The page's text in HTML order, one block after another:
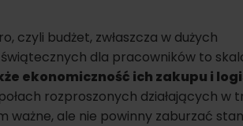
czyli budżet, zwłaszcza w dużych
dla pracowników to
ekonomiczność ich zakupu i
rozproszonych działających w
ważne, ale nie powinny zaburzać